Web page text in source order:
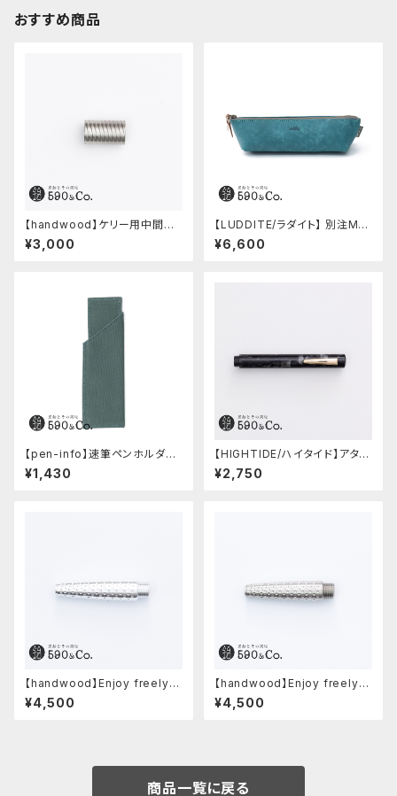
おすすめ商品
【handwood】ケリー用中間パ
ーツ/カスタムグリップ (多条/ス
テンレス)
¥3,000
【LUDDITE/ラダイト】 別注MAY
Aレザーボートペンケース (ター
キーブルー)
¥6,600
【pen-info】速筆ペンホルダー
590&Co.別注色 (アクアブル
ー)
¥1,430
【HIGHTIDE/ハイタイド】アタシ
ェ マーブル万年筆 (ブラック)
¥2,750
【handwood】Enjoy freely
前軸・ディンプル(ジュラルミン)
¥4,500
【handwood】Enjoy freely
前軸・ディンプル(ステンレス)
¥4,500
商品一覧に戻る